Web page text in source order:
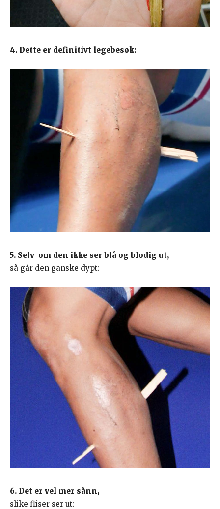
4. Dette er definitivt legebesøk:
5. Selv om den ikke ser blå og blodig ut,
så går den ganske dypt:
6. Det er vel mer sånn,
slike fliser ser ut: